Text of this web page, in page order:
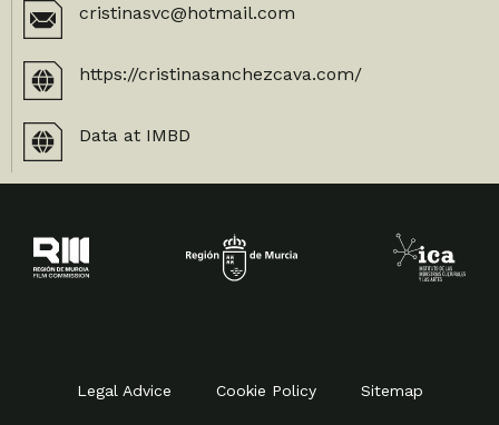
cristinasvc@hotmail.com
https://cristinasanchezcava.com/
Data at IMBD
Legal Advice Cookie Policy Sitemap